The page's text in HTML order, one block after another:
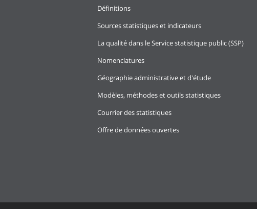
Définitions
Sources statistiques et indicateurs
La qualité dans le Service statistique public (SSP)
Nomenclatures
Géographie administrative et d'étude
Modèles, méthodes et outils statistiques
Courrier des statistiques
Offre de données ouvertes